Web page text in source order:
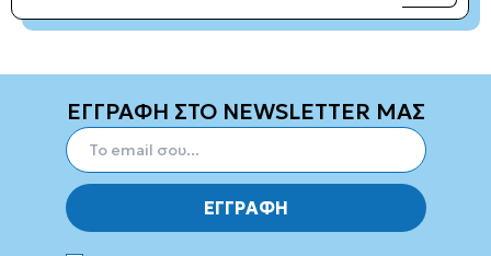
ΕΓΓΡΑΦΗ ΣΤΟ NEWSLETTER ΜΑΣ
ΕΓΓΡΑΦΗ